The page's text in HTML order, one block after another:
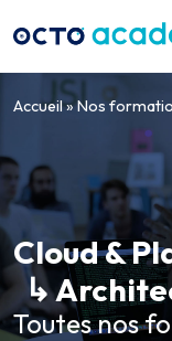
Accueil»Nos
Cloud &
↳
Toutes nos